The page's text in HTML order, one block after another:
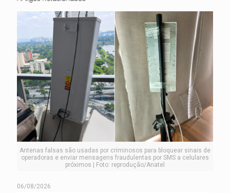
Antenas falsas são usadas por criminosos para bloquear sinais de
operadoras e enviar mensagens fraudulentas por SMS a celulares
próximos | Foto: reprodução/Anatel
06/08/2026